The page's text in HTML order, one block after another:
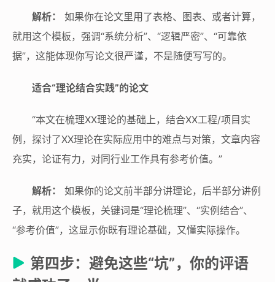
解析：
如果你在论文里用了表格、图表、或者计算，
就用这个模板，强调“系统分析”、“逻辑严密”、“可靠依
据”，这能体现你写论文很严谨，不是随便写写的。
适合“理论结合实践”的论文
“本文在梳理XX理论的基础上，结合XX工程/项目实
例，探讨了XX理论在实际应用中的难点与对策，文章内容
充实，论证有力，对同行业工作具有参考价值。”
解析：
如果你的论文前半部分讲理论，后半部分讲例
子，就用这个模板，关键词是“理论梳理”、“实例结合”、
“参考价值”，这显示你既有理论基础，又懂实际操作。
第四步：避免这些“坑”，你的评语